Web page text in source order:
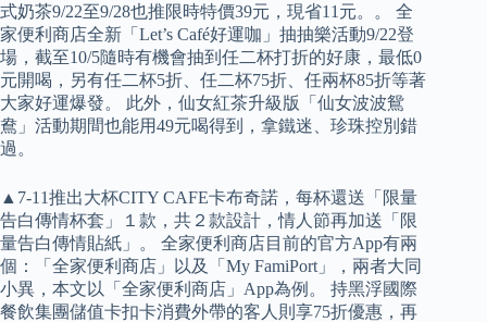
式奶茶9/22至9/28也推限時特價39元，現省11元。。 全
家便利商店全新「Let’s Café好運咖」抽抽樂活動9/22登
場，截至10/5隨時有機會抽到任二杯打折的好康，最低0
元開喝，另有任二杯5折、任二杯75折、任兩杯85折等著
大家好運爆發。 此外，仙女紅茶升級版「仙女波波鴛
鴦」活動期間也能用49元喝得到，拿鐵迷、珍珠控別錯
過。
▲7-11推出大杯CITY CAFE卡布奇諾，每杯還送「限量
告白傳情杯套」１款，共２款設計，情人節再加送「限
量告白傳情貼紙」。 全家便利商店目前的官方App有兩
個：「全家便利商店」以及「My FamiPort」，兩者大同
小異，本文以「全家便利商店」App為例。 ︎持黑浮國際
餐飲集團儲值卡扣卡消費外帶的客人則享75折優惠，再